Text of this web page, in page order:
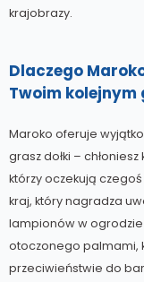
krajobrazy.
Dlaczego
Twoim
Maroko oferuje
grasz dołki –
którzy oczekują
kraj, który nagradza
lampionów w ogrodzie
otoczonego palmami,
przeciwieństwie do